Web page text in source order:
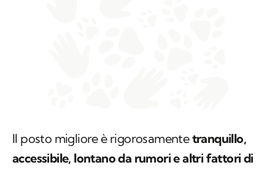
Il posto migliore è rigorosamentetranquillo,
accessibile, lontano da rumori e altri fattori di